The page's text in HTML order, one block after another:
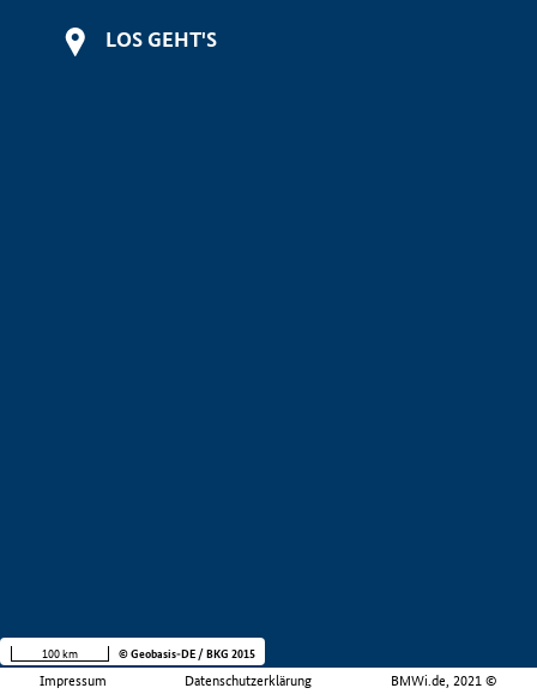
LOS GEHT'S
Impressum Datenschutzerklärung BMWi.de, 2021 ©
100 km © Geobasis-DE / BKG 2015